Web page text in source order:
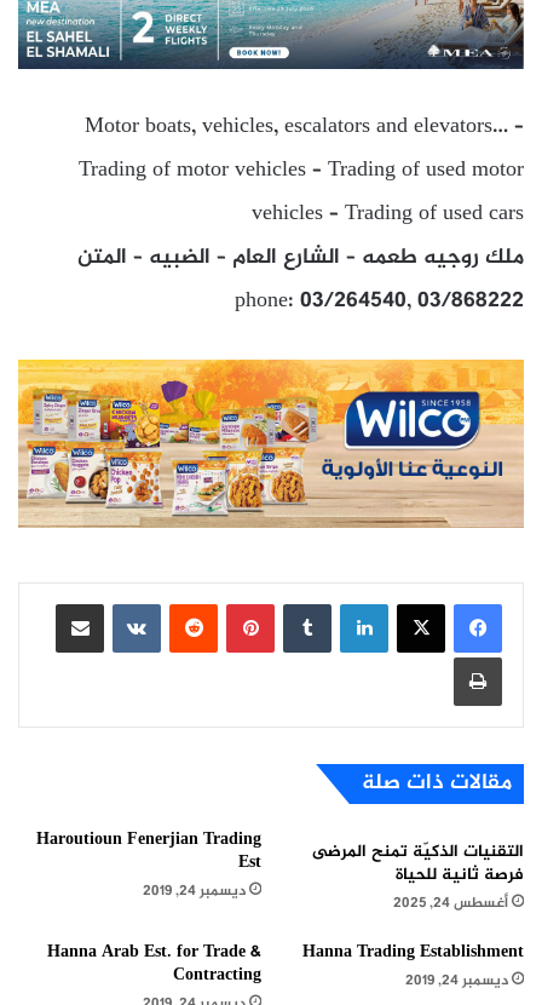
Motor boats, vehicles, escalators and elevators… –
Trading of motor vehicles – Trading of used motor
vehicles – Trading of used cars
ملك روجيه طعمه – الشارع العام – الضبيه – المتن
phone: 03/264540, 03/868222
لينكدإن بينتيريست
مشاركة عبر البريد
طباعة
مقالات ذات صلة
التقنيات الذكيّة تمنح المرضى
فرصة ثانية للحياة
أغسطس 24, 2025
Haroutioun Fenerjian Trading
Est
ديسمبر 24, 2019
Hanna Trading Establishment
ديسمبر 24, 2019
Hanna Arab Est. for Trade &
Contracting